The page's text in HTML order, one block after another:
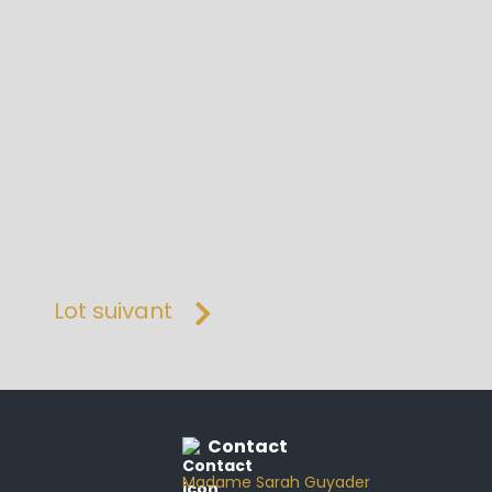
Lot suivant
Contact
Madame Sarah Guyader